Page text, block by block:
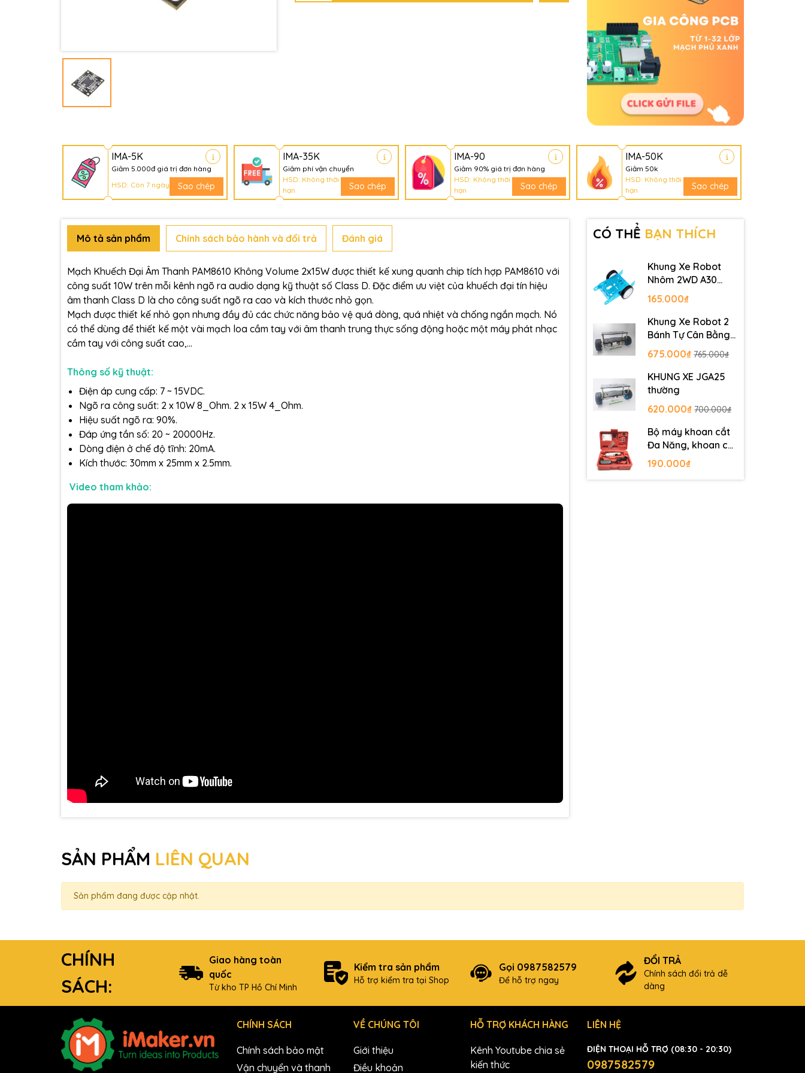
IMA-5K
Giảm 5.000đ giá trị đơn hàng
HSD: Còn 7 ngày
Sao chép
IMA-35K
Giảm phí vận chuyển
HSD: Không thời
hạn
Sao chép
IMA-90
Giảm 90% giá trị đơn hàng
HSD: Không thời
hạn
Sao chép
IMA-50K
Giảm 50k
HSD: Không thời
hạn
Sao chép
Mô tả sản phẩm Chính sách bảo hành và đổi trả Đánh giá
Mạch Khuếch Đại Âm Thanh PAM8610 Không Volume 2x15W được thiết kế xung quanh chip tích hợp PAM8610 với
công suất 10W trên mỗi kênh ngõ ra audio dạng kỹ thuật số Class D. Đặc điểm ưu việt của khuếch đại tín hiệu
âm thanh Class D là cho công suất ngõ ra cao và kích thước nhỏ gọn.
Mạch được thiết kế nhỏ gọn nhưng đầy đủ các chức năng bảo vệ quá dòng, quá nhiệt và chống ngắn mạch. Nó
có thể dùng để thiết kế một vài mạch loa cầm tay với âm thanh trung thực sống động hoặc một máy phát nhạc
cầm tay với công suất cao,...
Thông số kỹ thuật:
Điện áp cung cấp: 7 ~ 15VDC.
Ngõ ra công suất: 2 x 10W 8_Ohm. 2 x 15W 4_Ohm.
Hiệu suất ngõ ra: 90%.
Đáp ứng tần số: 20 ~ 20000Hz.
Dòng điện ở chế độ tĩnh: 20mA.
Kích thước: 30mm x 25mm x 2.5mm.
Video tham khảo:
CÓ THỂ BẠN THÍCH
Khung Xe Robot
Nhôm 2WD A30
Metal Robot
Chassis
165.000₫
Khung Xe Robot 2
Bánh Tự Cân Bằng
JGB37-520
675.000₫ 765.000₫
KHUNG XE JGA25
thường
620.000₫ 700.000₫
Bộ máy khoan cắt
Đa Năng, khoan cắt
PCB, khoan mạch
190.000₫
SẢN PHẨM LIÊN QUAN
Sản phẩm đang được cập nhật.
CHÍNH
SÁCH:
Giao hàng toàn
quốc
Từ kho TP Hồ Chí Minh
Kiểm tra sản phẩm
Hỗ trợ kiểm tra tại Shop
Gọi 0987582579
Để hỗ trợ ngay
ĐỔI TRẢ
Chính sách đổi trả dễ
dàng
CHÍNH SÁCH
Chính sách bảo mật
Vận chuyển và thanh
VỀ CHÚNG TÔI
Giới thiệu
Điều khoản
HỖ TRỢ KHÁCH HÀNG
Kênh Youtube chia sẻ
kiến thức
LIÊN HỆ
ĐIỆN THOẠI HỖ TRỢ (08:30 - 20:30)
0987582579